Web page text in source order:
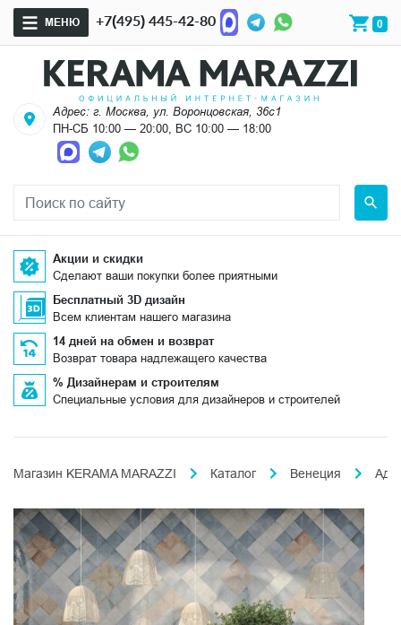
МЕНЮ +7(495) 445-42-80 0
Адрес: г. Москва, ул. Воронцовская, 36с1
ПН-СБ 10:00 — 20:00, ВС 10:00 — 18:00
Акции и скидки
Сделают ваши покупки более приятными
Бесплатный 3D дизайн
Всем клиентам нашего магазина
14 дней на обмен и возврат
Возврат товара надлежащего качества
% Дизайнерам и строителям
Специальные условия для дизайнеров и строителей
Магазин KERAMA MARAZZI Каталог Венеция